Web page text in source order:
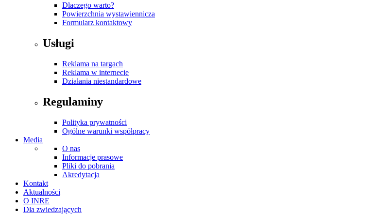
Dlaczego warto?
Powierzchnia wystawiennicza
Formularz kontaktowy
Usługi
Reklama na targach
Reklama w internecie
Działania niestandardowe
Regulaminy
Polityka prywatności
Ogólne warunki współpracy
Media
O nas
Informacje prasowe
Pliki do pobrania
Akredytacja
Kontakt
Aktualności
O INRE
Dla zwiedzających